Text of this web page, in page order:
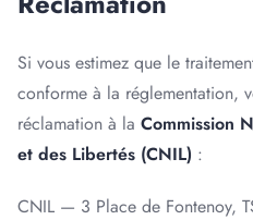
Si vous estimez que le
conforme à la réglementation,
réclamation à la Commission
et des Libertés (CNIL) :
CNIL — 3 Place de Fontenoy,